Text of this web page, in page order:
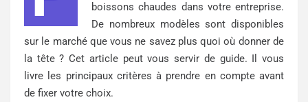
boissons chaudes dans votre entreprise.
De nombreux modèles sont disponibles
sur le marché que vous ne savez plus quoi où donner de
la tête ? Cet article peut vous servir de guide. Il vous
livre les principaux critères à prendre en compte avant
de fixer votre choix.